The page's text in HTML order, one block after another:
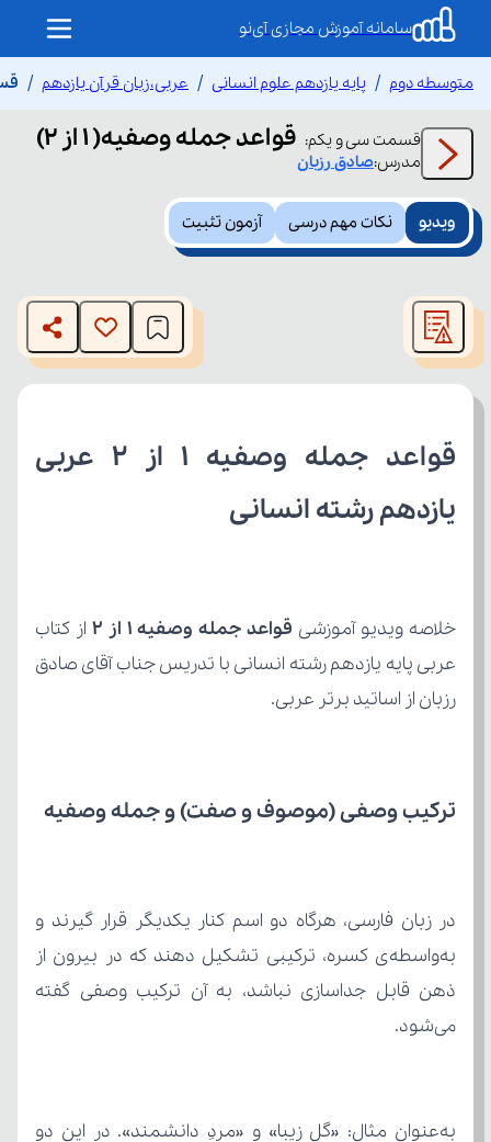
سامانه آموزش مجازی آی‌نو
متوسطه دوم پایه یازدهم علوم انسانی عربی،زبان قرآن یازدهم
قسمت سی و یکم: قواعد جمله وصفیه( ۱ از ۲)
مدرس:صادق رزبان
ویدیو نکات مهم درسی آزمون تثبیت
modal
window.
The media could not be loaded, either because the server
or network failed or because the format is not supported.
یازدهم رشته انسانی
خلاصه ویدیو آموزشی قواعد جمله وصفیه ۱ از ۲
رزبان از اساتید برتر عربی.
ترکیب وصفی (موصوف و صفت) و جمله وصفیه
می‌شود.